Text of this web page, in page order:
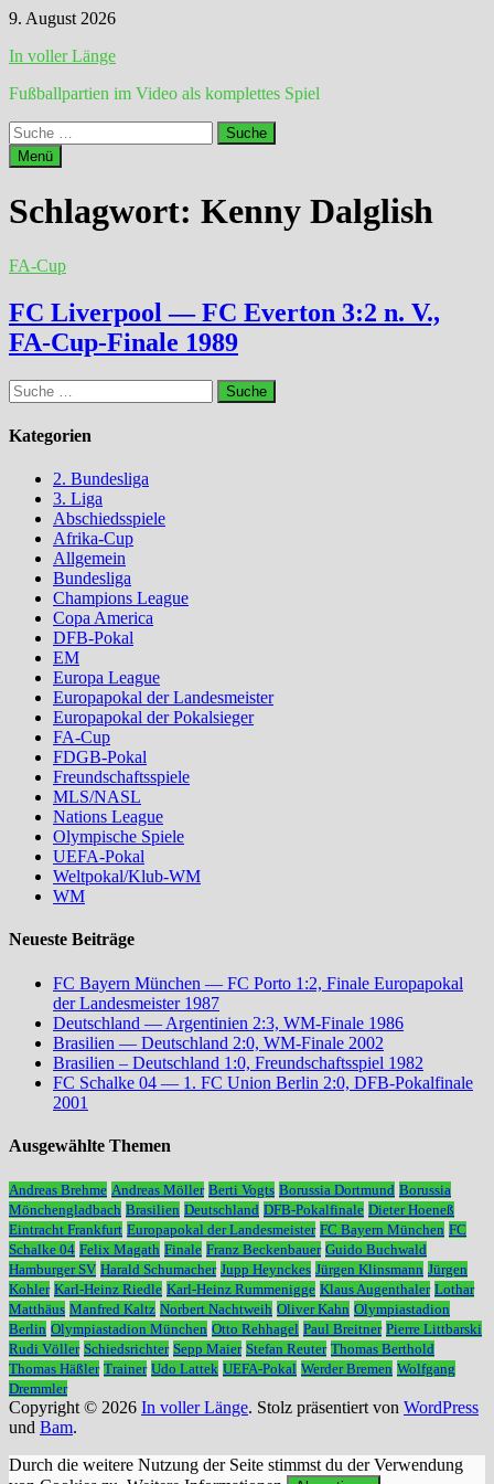
Zum
springen
9. August 2026
In voller Länge
Fußballpartien im Video als komplettes Spiel
Suche
nach:
Menü
Schlagwort: Kenny Dalglish
FA-Cup
FC Liverpool — FC Everton 3:2 n. V.,
FA-Cup-Finale 1989
Suche
nach:
Kategorien
2. Bundesliga
3. Liga
Abschiedsspiele
Afrika-Cup
Allgemein
Bundesliga
Champions League
Copa America
DFB-Pokal
EM
Europa League
Europapokal der Landesmeister
Europapokal der Pokalsieger
FA-Cup
FDGB-Pokal
Freundschaftsspiele
MLS/NASL
Nations League
Olympische Spiele
UEFA-Pokal
Weltpokal/Klub-WM
WM
Neueste Beiträge
FC Bayern München — FC Porto 1:2, Finale Europapokal
der Landesmeister 1987
Deutschland — Argentinien 2:3, WM-Finale 1986
Brasilien — Deutschland 2:0, WM-Finale 2002
Brasilien – Deutschland 1:0, Freundschaftsspiel 1982
FC Schalke 04 — 1. FC Union Berlin 2:0, DFB-Pokalfinale
2001
Ausgewählte Themen
Andreas Brehme Andreas Möller Berti Vogts Borussia Dortmund Borussia
Mönchengladbach Brasilien Deutschland DFB-Pokalfinale Dieter Hoeneß
Eintracht Frankfurt Europapokal der Landesmeister FC Bayern München FC
Schalke 04 Felix Magath Finale Franz Beckenbauer Guido Buchwald
Hamburger SV Harald Schumacher Jupp Heynckes Jürgen Klinsmann Jürgen
Kohler Karl-Heinz Riedle Karl-Heinz Rummenigge Klaus Augenthaler Lothar
Matthäus Manfred Kaltz Norbert Nachtweih Oliver Kahn Olympiastadion
Berlin Olympiastadion München Otto Rehhagel Paul Breitner Pierre Littbarski
Rudi Völler Schiedsrichter Sepp Maier Stefan Reuter Thomas Berthold
Thomas Häßler Trainer Udo Lattek UEFA-Pokal Werder Bremen Wolfgang
Dremmler
Copyright © 2026 In voller Länge. Stolz präsentiert von WordPress
und Bam.
Durch die weitere Nutzung der Seite stimmst du der Verwendung